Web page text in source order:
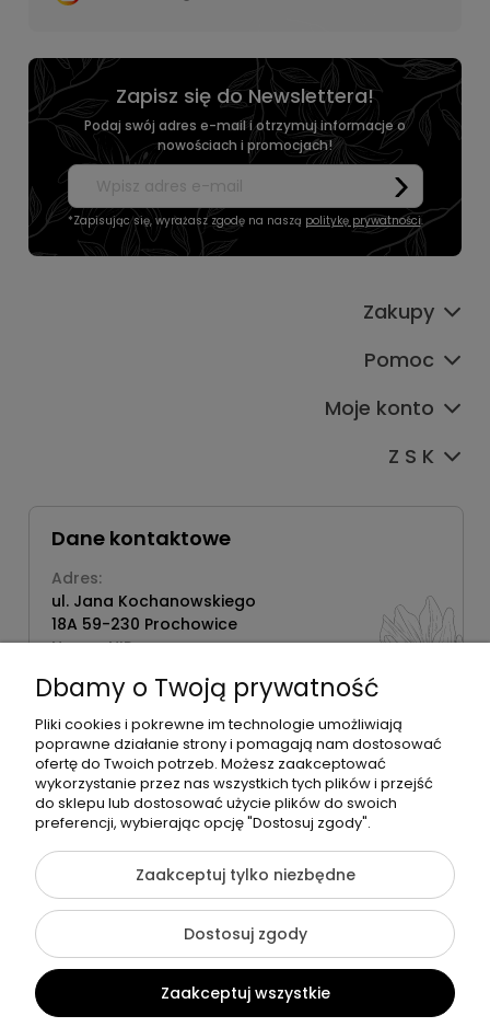
Zapisz się do Newslettera!
Podaj swój adres e-mail i otrzymuj informacje o
nowościach i promocjach!
*Zapisując się, wyrażasz zgodę na naszą politykę prywatności.
Zakupy
Pomoc
Moje konto
Z S K
Dane kontaktowe
Adres:
ul. Jana Kochanowskiego
18A 59-230 Prochowice
Numer NIP:
Telefon:
518358020
©2026 Wszelkie Prawa Zastrzeżone | Zrób Sobie Krem
Szablon Flex byEcommercy
Pokaż pełną wersję strony
Sklep internetowy Shoper Premium
Dbamy o Twoją prywatność
Pliki cookies i pokrewne im technologie umożliwiają
poprawne działanie strony i pomagają nam dostosować
ofertę do Twoich potrzeb. Możesz zaakceptować
wykorzystanie przez nas wszystkich tych plików i przejść
do sklepu lub dostosować użycie plików do swoich
preferencji, wybierając opcję "Dostosuj zgody".
Zaakceptuj tylko niezbędne
Dostosuj zgody
Zaakceptuj wszystkie